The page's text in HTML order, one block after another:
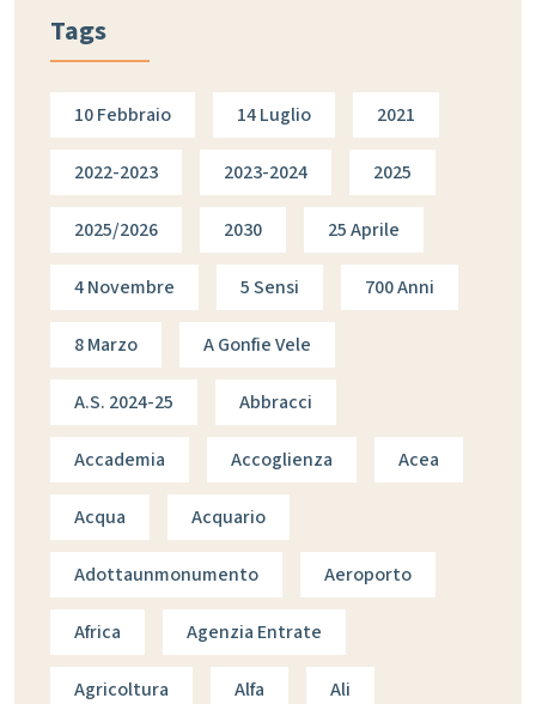
Tags
10 Febbraio 14 Luglio 2021
2022-2023 2023-2024 2025
2025/2026 2030 25 Aprile
4 Novembre 5 Sensi 700 Anni
8 Marzo A Gonfie Vele
A.s. 2024-25 Abbracci
Accademia Accoglienza Acea
Acqua Acquario
Adottaunmonumento Aeroporto
Africa Agenzia Entrate
Agricoltura Alfa Ali